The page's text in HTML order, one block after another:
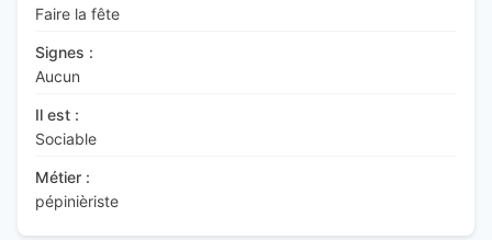
Faire la fête
Signes :
Aucun
Il est :
Sociable
Métier :
pépinièriste